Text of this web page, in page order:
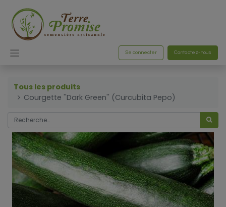
Se connecter Contactez-nous
Tous les produits
Courgette ''Dark Green'' (Curcubita Pepo)